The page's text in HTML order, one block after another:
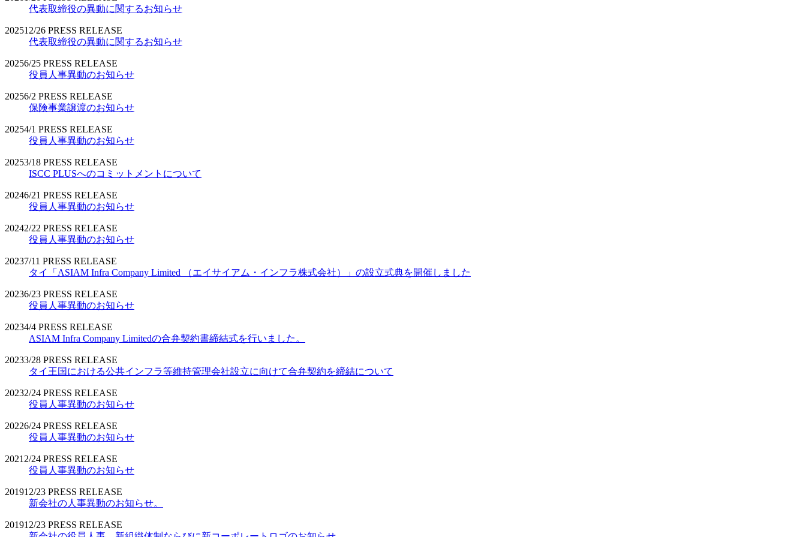
代表取締役の異動に関するお知らせ
202512/26 PRESS RELEASE
代表取締役の異動に関するお知らせ
20256/25 PRESS RELEASE
役員人事異動のお知らせ
20256/2 PRESS RELEASE
保険事業譲渡のお知らせ
20254/1 PRESS RELEASE
役員人事異動のお知らせ
20253/18 PRESS RELEASE
ISCC PLUSへのコミットメントについて
20246/21 PRESS RELEASE
役員人事異動のお知らせ
20242/22 PRESS RELEASE
役員人事異動のお知らせ
20237/11 PRESS RELEASE
タイ「ASIAM Infra Company Limited （エイサイアム・インフラ株式会社）」の設立式典を開催しました
20236/23 PRESS RELEASE
役員人事異動のお知らせ
20234/4 PRESS RELEASE
ASIAM Infra Company Limitedの合弁契約書締結式を行いました。
20233/28 PRESS RELEASE
タイ王国における公共インフラ等維持管理会社設立に向けて合弁契約を締結について
20232/24 PRESS RELEASE
役員人事異動のお知らせ
20226/24 PRESS RELEASE
役員人事異動のお知らせ
2021 2/24 PRESS RELEASE
役員人事異動のお知らせ
201912/23 PRESS RELEASE
新会社の人事異動のお知らせ。
201912/23 PRESS RELEASE